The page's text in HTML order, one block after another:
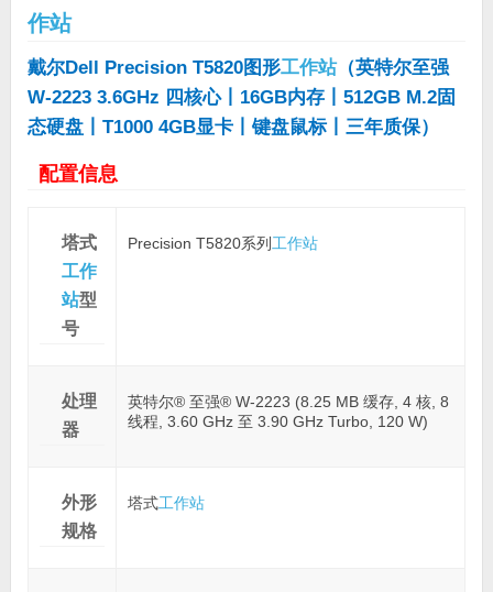
作站
戴尔Dell Precision T5820图形工作站（英特尔至强
W-2223 3.6GHz 四核心丨16GB内存丨512GB M.2固
态硬盘丨T1000 4GB显卡丨键盘鼠标丨三年质保）
配置信息
塔式
工作
站型
号
Precision T5820系列 工作站
处理
器
英特尔® 至强® W-2223 (8.25 MB 缓存, 4 核, 8
线程, 3.60 GHz 至 3.90 GHz Turbo, 120 W)
外形
规格
塔式工作站